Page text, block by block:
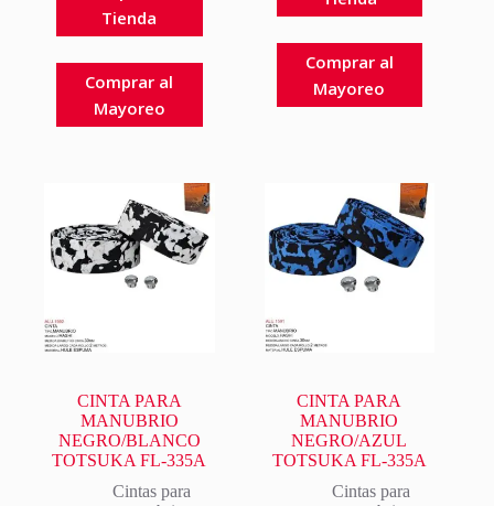
Tienda
Comprar al
Mayoreo
Comprar al
Mayoreo
CINTA PARA
MANUBRIO
NEGRO/BLANCO
TOTSUKA FL-335A
Cintas para
CINTA PARA
MANUBRIO
NEGRO/AZUL
TOTSUKA FL-335A
Cintas para